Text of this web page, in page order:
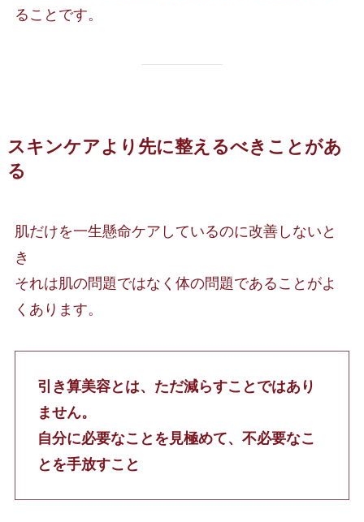
ることです。
スキンケアより先に整えるべきことがあ
る
肌だけを一生懸命ケアしているのに改善しないと
き
それは肌の問題ではなく体の問題であることがよ
くあります。
引き算美容とは、ただ減らすことではあり
ません。
自分に必要なことを見極めて、不必要なこ
とを手放すこと